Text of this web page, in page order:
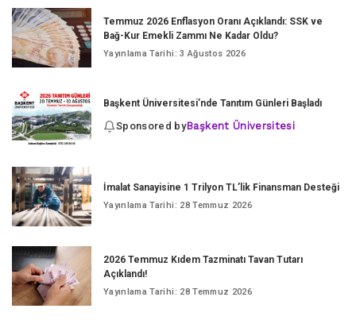
Temmuz 2026 Enflasyon Oranı Açıklandı: SSK ve
Bağ-Kur Emekli Zammı Ne Kadar Oldu?
Yayınlama Tarihi: 3 Ağustos 2026
Başkent Üniversitesi’nde Tanıtım Günleri Başladı
Sponsored byBaşkent Üniversitesi
İmalat Sanayisine 1 Trilyon TL’lik Finansman Desteği
Yayınlama Tarihi: 28 Temmuz 2026
2026 Temmuz Kıdem Tazminatı Tavan Tutarı
Açıklandı!
Yayınlama Tarihi: 28 Temmuz 2026